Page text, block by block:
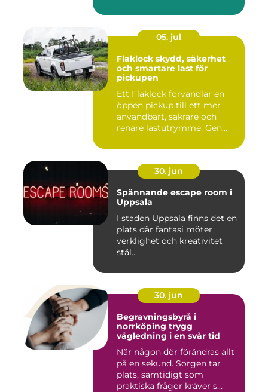
05. jul
Flaklock skydd, säkerhet
och smartare last för
pickupen
Ett Flaklock förvandlar en
öppen pickup till ett mer
användbart, säkrare och
renare lastutrymme. Gen...
30. jun
Spännande escape room i
Uppsala
I staden Uppsala finns det en
plats där fantasi möter
verklighet och kreativitet
stäl...
30. jun
Begravningsbyrå i
norrköping trygg
vägledning i en svår tid
När någon dör förändras allt
på en sekund. Sorgen tar
plats, samtidigt som
praktiska frågor kräver s...